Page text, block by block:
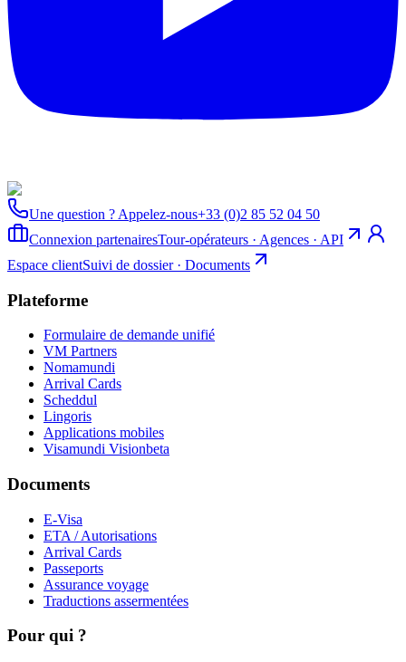
Une question ? Appelez-nous+33 (0)2 85 52 04 50
Connexion partenairesTour-opérateurs · Agences · API
Espace clientSuivi de dossier · Documents
Plateforme
Formulaire de demande unifié
VM Partners
Nomamundi
Arrival Cards
Scheddul
Lingoris
Applications mobiles
Visamundi Visionbeta
Documents
E-Visa
ETA / Autorisations
Arrival Cards
Passeports
Assurance voyage
Traductions assermentées
Pour qui ?